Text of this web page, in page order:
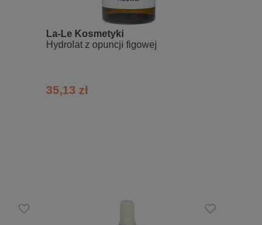
La-Le Kosmetyki
Hydrolat z opuncji figowej
35,13 zł